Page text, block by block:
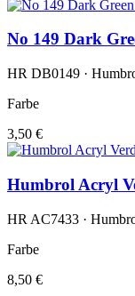
No 149 Dark
HR DB0149 ·
Farbe
3,50 €
Humbrol Acryl
HR AC7433 ·
Farbe
8,50 €